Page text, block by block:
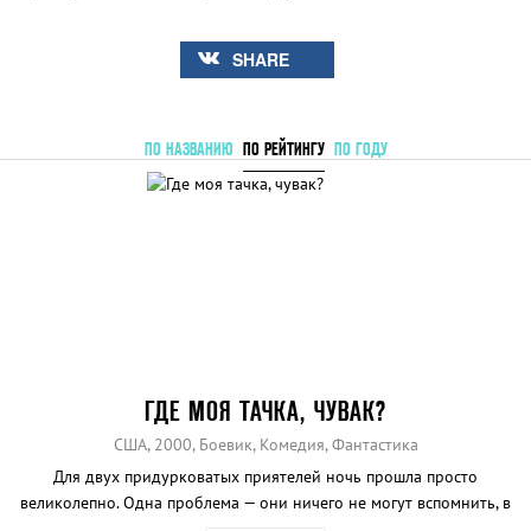
SHARE
ПО НАЗВАНИЮ ПО РЕЙТИНГУ ПО ГОДУ
ГДЕ МОЯ ТАЧКА, ЧУВАК?
США, 2000, Боевик, Комедия, Фантастика
Для двух придурковатых приятелей ночь прошла просто
великолепно. Одна проблема — они ничего не могут вспомнить, в